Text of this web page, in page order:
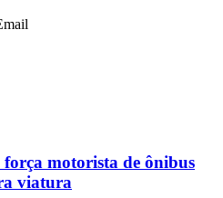
motorista de ônibus
viatura